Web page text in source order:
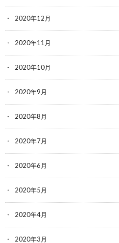
2020年12月
2020年11月
2020年10月
2020年9月
2020年8月
2020年7月
2020年6月
2020年5月
2020年4月
2020年3月